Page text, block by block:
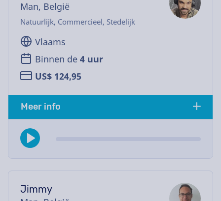
Man, België
Natuurlijk, Commercieel, Stedelijk
Vlaams
Binnen de 4 uur
US$ 124,95
Meer info
Jimmy